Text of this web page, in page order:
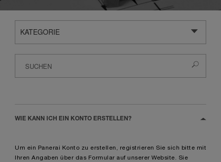
KATEGORIE
WIE KANN ICH EIN KONTO ERSTELLEN?
Um ein Panerai Konto zu erstellen, registrieren Sie sich bitte mit
Ihren Angaben über das Formular auf unserer Website. Sie